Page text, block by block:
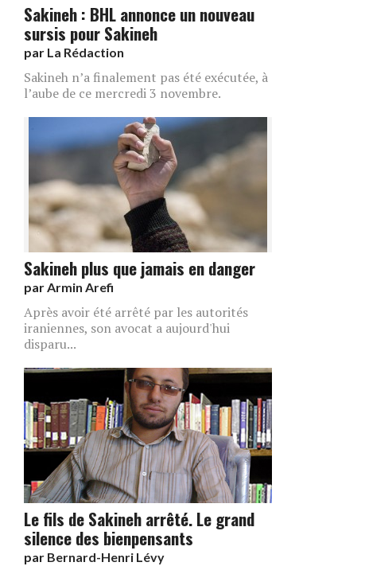
Sakineh : BHL annonce un nouveau
sursis pour Sakineh
par La Rédaction
Sakineh n’a finalement pas été exécutée, à
l’aube de ce mercredi 3 novembre.
Sakineh plus que jamais en danger
par Armin Arefi
Après avoir été arrêté par les autorités
iraniennes, son avocat a aujourd'hui
disparu...
Le fils de Sakineh arrêté. Le grand
silence des bienpensants
par Bernard-Henri Lévy